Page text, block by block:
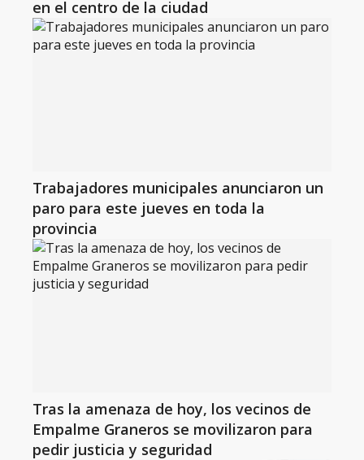
en el centro de la ciudad
Trabajadores municipales anunciaron un
paro para este jueves en toda la
provincia
Tras la amenaza de hoy, los vecinos de
Empalme Graneros se movilizaron para
pedir justicia y seguridad